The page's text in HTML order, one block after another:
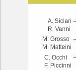
C. Occhi
F. Piccinni
M. Grosso
M. Matteini
A. Siclari
R. Vanni